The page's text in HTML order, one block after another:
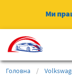
Ми
Головна /